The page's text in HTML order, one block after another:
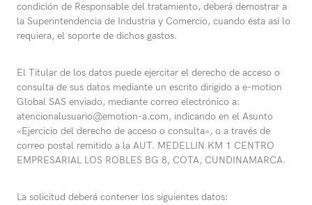
condición de Responsable del tratamiento, deberá demostrar a
la Superintendencia de Industria y Comercio, cuando ésta así lo
requiera, el soporte de dichos gastos.
El Titular de los datos puede ejercitar el derecho de acceso o
consulta de sus datos mediante un escrito dirigido a e-motion
Global SAS enviado, mediante correo electrónico a:
atencionalusuario@emotion-a.com, indicando en el Asunto
«Ejercicio del derecho de acceso o consulta», o a través de
correo postal remitido a la AUT. MEDELLIN KM 1 CENTRO
EMPRESARIAL LOS ROBLES BG 8, COTA, CUNDINAMARCA.
La solicitud deberá contener los siguientes datos: